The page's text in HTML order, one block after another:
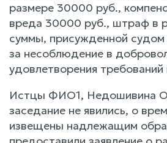
размере 30000 руб.,
вреда 30000 руб., штраф в
суммы, присужденной судом
за несоблюдение в
удовлетворения требований
Истцы ФИО1, Недошивина
заседание не явились, о
извещены надлежащим